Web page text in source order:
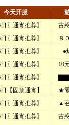
今天开服
〖通宵推荐〗
古
〖通宵推荐〗
８
〖通宵推荐〗
●
〖通宵推荐〗
10
〖通宵推荐〗
【固顶通宵】
★
〖通宵推荐〗
▲
〖通宵推荐〗
古